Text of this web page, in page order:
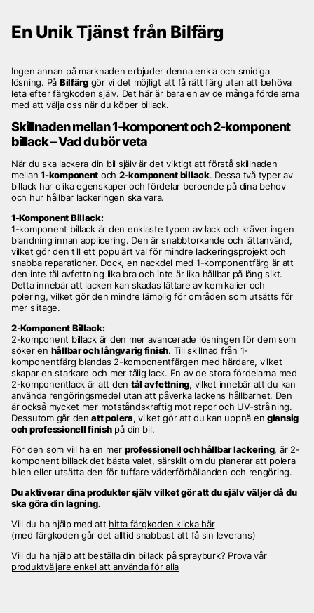
En Unik Tjänst från Bilfärg
Ingen annan på marknaden erbjuder denna enkla och smidiga
lösning. På Bilfärggör vi det möjligt att få rätt färg utan att behöva
leta efter färgkoden själv. Det här är bara en av de många fördelarna
med att välja oss när du köper billack.
Skillnaden mellan 1-komponent och 2-komponent
billack – Vad du bör veta
När du ska lackera din bil själv är det viktigt att förstå skillnaden
mellan1-komponent och 2-komponent billack. Dessa två typer av
billack har olika egenskaper och fördelar beroende på dina behov
och hur hållbar lackeringen ska vara.
1-Komponent Billack:
1-komponent billack är den enklaste typen av lack och kräver ingen
blandning innan applicering. Den är snabbtorkande och lättanvänd,
vilket gör den till ett populärt val för mindre lackeringsprojekt och
snabba reparationer. Dock, en nackdel med 1-komponentfärg är att
den inte tål avfettning lika bra och inte är lika hållbar på lång sikt.
Detta innebär att lacken kan skadas lättare av kemikalier och
polering, vilket gör den mindre lämplig för områden som utsätts för
mer slitage.
2-Komponent Billack:
2-komponent billack är den mer avancerade lösningen för dem som
söker en hållbar och långvarig finish. Till skillnad från 1-
komponentfärg blandas 2-komponentfärgen med härdare, vilket
skapar en starkare och mer tålig lack. En av de stora fördelarna med
2-komponentlack är att den tål avfettning, vilket innebär att du kan
använda rengöringsmedel utan att påverka lackens hållbarhet. Den
är också mycket mer motståndskraftig mot repor och UV-strålning.
Dessutom går denatt polera, vilket gör att du kan uppnå englansig
och professionell finishpå din bil.
För den som vill ha en mer professionell och hållbar lackering, är 2-
komponent billack det bästa valet, särskilt om du planerar att polera
bilen eller utsätta den för tuffare väderförhållanden och rengöring.
Du aktiverar dina produkter själv vilket gör att du självväljer då du
ska göra din lagning.
Vill du ha hjälp med att hitta färgkoden klicka här
(med färgkoden går det alltid snabbast att få sin leverans)
Vill du ha hjälp att beställa din billack på sprayburk? Prova vår
produktväljare enkel att använda för alla